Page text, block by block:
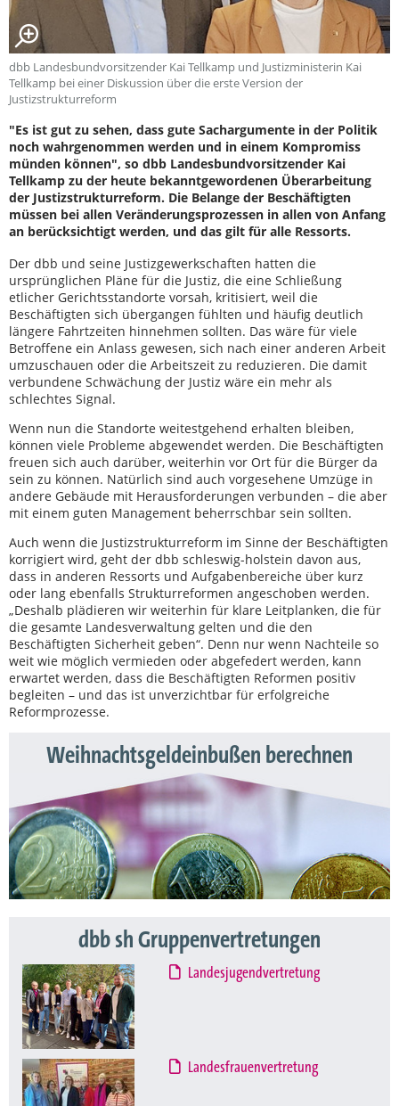
dbb Landesbundvorsitzender Kai Tellkamp und Justizministerin Kai
Tellkamp bei einer Diskussion über die erste Version der
Justizstrukturreform
"Es ist gut zu sehen, dass gute Sachargumente in der Politik
noch wahrgenommen werden und in einem Kompromiss
münden können", so dbb Landesbundvorsitzender Kai
Tellkamp zu der heute bekanntgewordenen Überarbeitung
der Justizstrukturreform. Die Belange der Beschäftigten
müssen bei allen Veränderungsprozessen in allen von Anfang
an berücksichtigt werden, und das gilt für alle Ressorts.
Der dbb und seine Justizgewerkschaften hatten die
ursprünglichen Pläne für die Justiz, die eine Schließung
etlicher Gerichtsstandorte vorsah, kritisiert, weil die
Beschäftigten sich übergangen fühlten und häufig deutlich
längere Fahrtzeiten hinnehmen sollten. Das wäre für viele
Betroffene ein Anlass gewesen, sich nach einer anderen Arbeit
umzuschauen oder die Arbeitszeit zu reduzieren. Die damit
verbundene Schwächung der Justiz wäre ein mehr als
schlechtes Signal.
Wenn nun die Standorte weitestgehend erhalten bleiben,
können viele Probleme abgewendet werden. Die Beschäftigten
freuen sich auch darüber, weiterhin vor Ort für die Bürger da
sein zu können. Natürlich sind auch vorgesehene Umzüge in
andere Gebäude mit Herausforderungen verbunden – die aber
mit einem guten Management beherrschbar sein sollten.
Auch wenn die Justizstrukturreform im Sinne der Beschäftigten
korrigiert wird, geht der dbb schleswig-holstein davon aus,
dass in anderen Ressorts und Aufgabenbereiche über kurz
oder lang ebenfalls Strukturreformen angeschoben werden.
„Deshalb plädieren wir weiterhin für klare Leitplanken, die für
die gesamte Landesverwaltung gelten und die den
Beschäftigten Sicherheit geben“. Denn nur wenn Nachteile so
weit wie möglich vermieden oder abgefedert werden, kann
erwartet werden, dass die Beschäftigten Reformen positiv
begleiten – und das ist unverzichtbar für erfolgreiche
Reformprozesse.
Weihnachtsgeldeinbußen berechnen
dbb sh Gruppenvertretungen
Landesjugendvertretung
Landesfrauenvertretung